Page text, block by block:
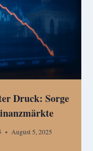
Druck: Sorge
August 5, 2025